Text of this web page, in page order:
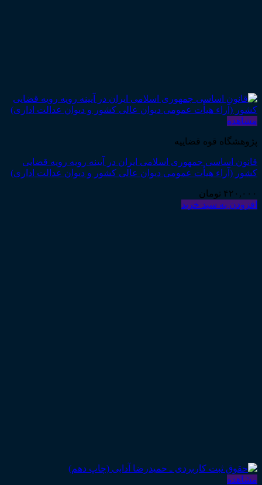
مشاهده
پژوهشگاه قوه قضاییه
قانون اساسی جمهوری اسلامی ایران در آیینه رویه رویه قضایی
کشور (آراء هیأت عمومی دیوان عالی کشور و دیوان عدالت اداری)
۴۲۰,۰۰۰ تومان
افزودن به سبد خرید
مشاهده